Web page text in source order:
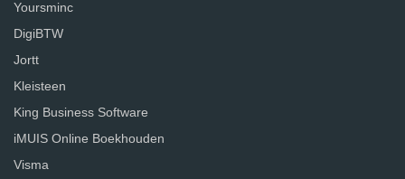
Yoursminc
DigiBTW
Jortt
Kleisteen
King Business Software
iMUIS Online Boekhouden
Visma